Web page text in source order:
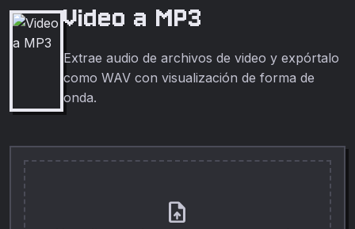
Video a MP3
Extrae audio de archivos de video y expórtalo
como WAV con visualización de forma de
onda.
upload_file